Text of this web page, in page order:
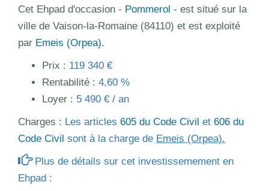
Cet Ehpad d'occasion - Pommerol - est situé sur la
ville de Vaison-la-Romaine (84110) et est exploité
par Emeis (Orpea).
Prix : 119 340 €
Rentabilité : 4,60 %
Loyer : 5 490 € / an
Charges : Les articles 605 du Code Civil et 606 du
Code Civil sont à la charge de Emeis (Orpea).
Plus de détails sur cet investissemement en
Ehpad :